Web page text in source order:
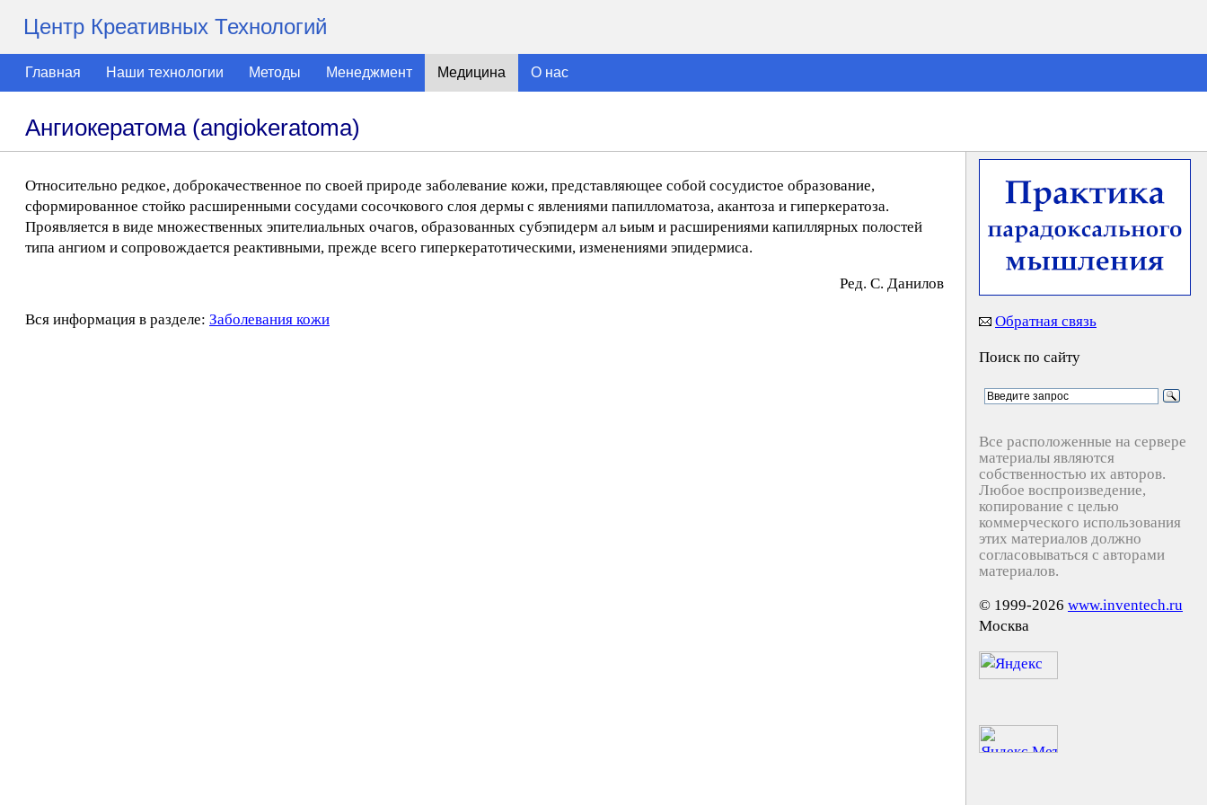
Центр Креативных Технологий
Главная Наши технологии Методы Менеджмент Медицина О нас
Ангиокератома (angiokeratoma)
Относительно редкое, доброкачественное по своей природе заболевание кожи, представляющее собой сосудистое образование,
сформированное стойко расширенными сосудами сосочкового слоя дермы с явлениями папилломатоза, акантоза и гиперкератоза.
Проявляется в виде множественных эпителиальных очагов, образованных субэпидерм ал ьиым и расширениями капиллярных полостей
типа ангиом и сопровождается реактивными, прежде всего гиперкератотическими, изменениями эпидермиса.
Ред. C. Дaнилoв
Вся информация в разделе: Заболевания кожи Обратная связь
Поиск по сайту
Все расположенные на сервере
материалы являются
собственностью их авторов.
Любое воспроизведение,
копирование с целью
коммерческого использования
этих материалов должно
согласовываться с авторами
материалов.
© 1999-2026 www.inventech.ru
Москва